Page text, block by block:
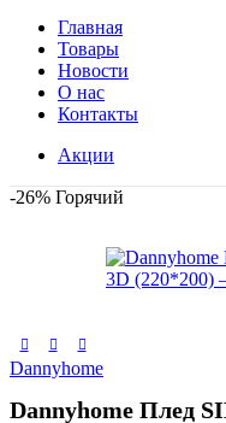
Главная
Товары
Новости
О нас
Контакты
Акции
-26% Горячий
Dannyhome
Dannyhome Плед